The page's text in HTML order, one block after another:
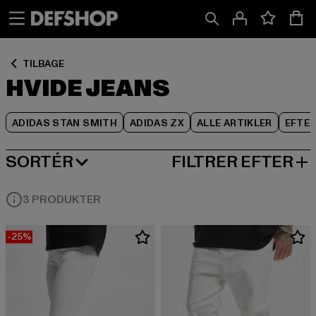
TILBAGE
HVIDE JEANS
ADIDAS STAN SMITH ADIDAS ZX ALLE ARTIKLER
SORTÉR
MEST POPULÆRE FILTRER EFTER
3 PRODUKTER
-25%